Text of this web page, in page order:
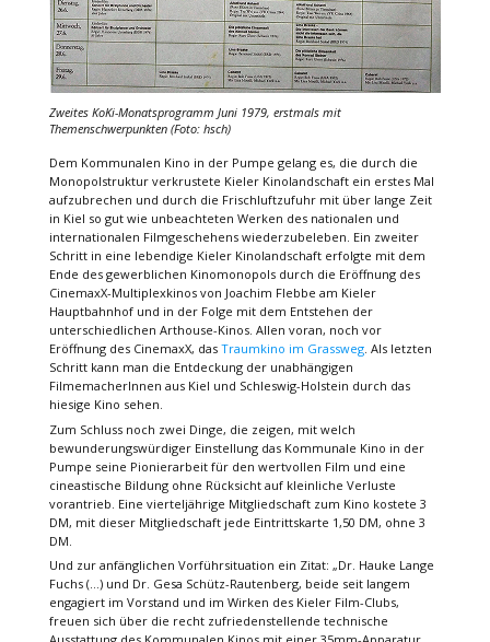
Zweites KoKi-Monatsprogramm Juni 1979, erstmals mit
Themenschwerpunkten (Foto: hsch)
Dem Kommunalen Kino in der Pumpe gelang es, die durch die
Monopolstruktur verkrustete Kieler Kinolandschaft ein erstes Mal
aufzubrechen und durch die Frischluftzufuhr mit über lange Zeit
in Kiel so gut wie unbeachteten Werken des nationalen und
internationalen Filmgeschehens wiederzubeleben. Ein zweiter
Schritt in eine lebendige Kieler Kinolandschaft erfolgte mit dem
Ende des gewerblichen Kinomonopols durch die Eröffnung des
CinemaxX-Multiplexkinos von Joachim Flebbe am Kieler
Hauptbahnhof und in der Folge mit dem Entstehen der
unterschiedlichen Arthouse-Kinos. Allen voran, noch vor
Eröffnung des CinemaxX, das Traumkino im Grassweg. Als letzten
Schritt kann man die Entdeckung der unabhängigen
FilmemacherInnen aus Kiel und Schleswig-Holstein durch das
hiesige Kino sehen.
Zum Schluss noch zwei Dinge, die zeigen, mit welch
bewunderungswürdiger Einstellung das Kommunale Kino in der
Pumpe seine Pionierarbeit für den wertvollen Film und eine
cineastische Bildung ohne Rücksicht auf kleinliche Verluste
vorantrieb. Eine vierteljährige Mitgliedschaft zum Kino kostete 3
DM, mit dieser Mitgliedschaft jede Eintrittskarte 1,50 DM, ohne 3
DM.
Und zur anfänglichen Vorführsituation ein Zitat: „Dr. Hauke Lange
Fuchs (…) und Dr. Gesa Schütz-Rautenberg, beide seit langem
engagiert im Vorstand und im Wirken des Kieler Film-Clubs,
freuen sich über die recht zufriedenstellende technische